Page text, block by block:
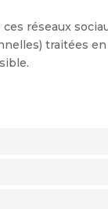
réseaux
traitées